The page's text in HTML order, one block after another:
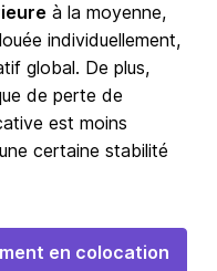
à la moyenne,
individuellement,
global. De plus,
de perte de
est moins
certaine stabilité
en colocation